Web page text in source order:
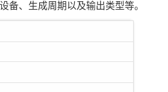
备、生成周期以及输出类型等。